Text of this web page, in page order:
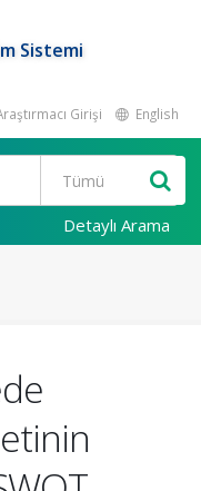
Sistemi
Girişi English
Detaylı Arama